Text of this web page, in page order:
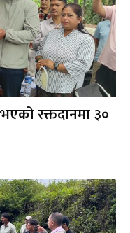
रक्तदानमा ३०